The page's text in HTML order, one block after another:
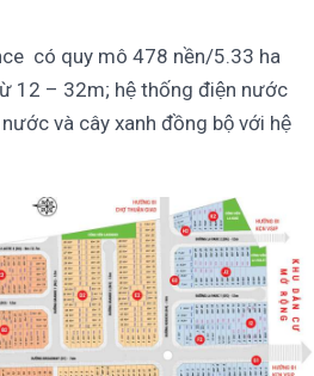
có quy mô 478 nền/5.33 ha
12 – 32m; hệ thống điện nước
và cây xanh đồng bộ với hệ